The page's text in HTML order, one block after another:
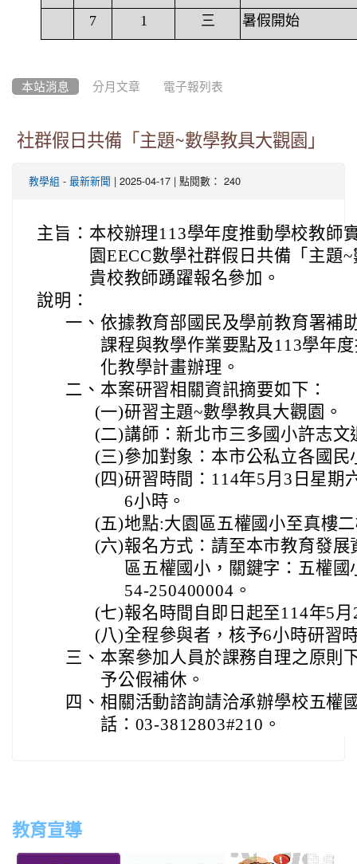
7
1 三 暑假開始
本站消息 分月文章 電子報列表
社群假日共備「主題~數學教具大觀園」
教學組 - 最新新聞 | 2025-04-17 | 點閱數： 240
主旨： 本校辦理113學年度推動學校教師
園EECC數學社群假日共備「主題
貴校教師踴躍報名參加。
說明：
一、 依據教育部國民及學前教育署補
課程與教學作業要點及113學年
化教學計畫辦理。
二、 本案研習相關資訊摘要如下：
(一)研習主題~數學教具大觀園。
(二)講師：新北市三多國小許志文
(三)參加對象：本市公私立各國民
(四)研習時間：114年5月3日星期
6小時。
(五)地點:大園區五權國小至真樓
(六)報名方式：請至本市教育發
區五權國小，關鍵字：五權
54-250400004。
(七)報名時間自即日起至114年5
(八)全程參與者，核予6小時研習
三、 本案參加人員於課務自理之原則
予公假補休。
四、 相關活動諮詢請洽承辦學校五權
話：03-3812803#210。
教育宣導